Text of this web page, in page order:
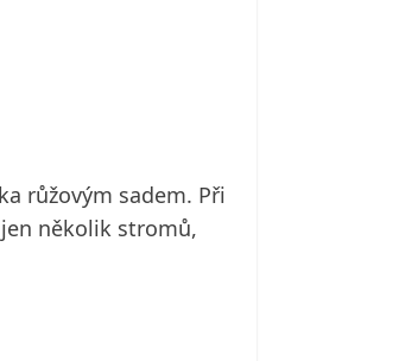
růžovým sadem. Při
několik stromů,